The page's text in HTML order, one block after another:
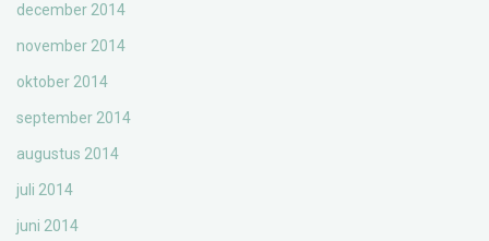
december 2014
november 2014
oktober 2014
september 2014
augustus 2014
juli 2014
juni 2014